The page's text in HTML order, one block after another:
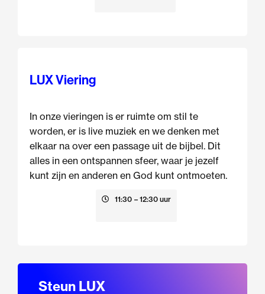
LUX Viering
In onze vieringen is er ruimte om stil te
worden, er is live muziek en we denken met
elkaar na over een passage uit de bijbel. Dit
alles in een ontspannen sfeer, waar je jezelf
kunt zijn en anderen en God kunt ontmoeten.
11:30 – 12:30 uur
Steun LUX